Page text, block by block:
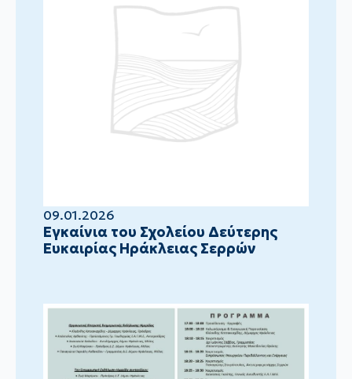
09.01.2026
Eγκαίνια του Σχολείου Δεύτερης
Ευκαιρίας Ηράκλειας Σερρών